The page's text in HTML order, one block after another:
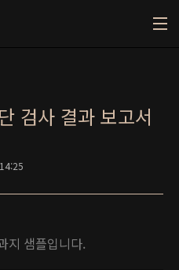
검사 결과 보고서
지 샘플입니다.